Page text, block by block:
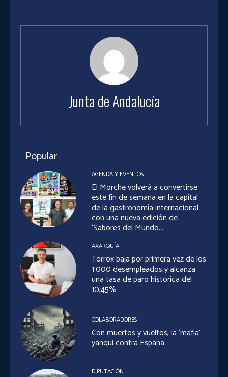
Junta de Andalucía
Popular
AGENDA Y EVENTOS
El Morche volverá a convertirse
este fin de semana en la capital
de la gastronomía internacional
con una nueva edición de
‘Sabores del Mundo...
AXARQUÍA
Torrox baja por primera vez de los
1.000 desempleados y alcanza
una tasa de paro histórica del
10,45%
COLABORADORES
Con muertos y vueltos, la ‘mafia’
yanqui contra España
DIPUTACIÓN